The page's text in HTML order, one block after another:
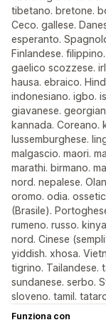
tibetano. bretone.
Ceco. gallese.
esperanto.
Finlandese.
gaelico scozzese.
hausa. ebraico.
indonesiano. igbo.
giavanese.
kannada. Coreano.
lussemburghese.
malgascio. maori.
marathi. birmano.
nord. nepalese.
oromo. odia.
(Brasile).
rumeno. russo.
nord. Cinese
yiddish. xhosa.
tigrino. Tailandese.
sundanese. serbo.
sloveno. tamil.
Funziona con